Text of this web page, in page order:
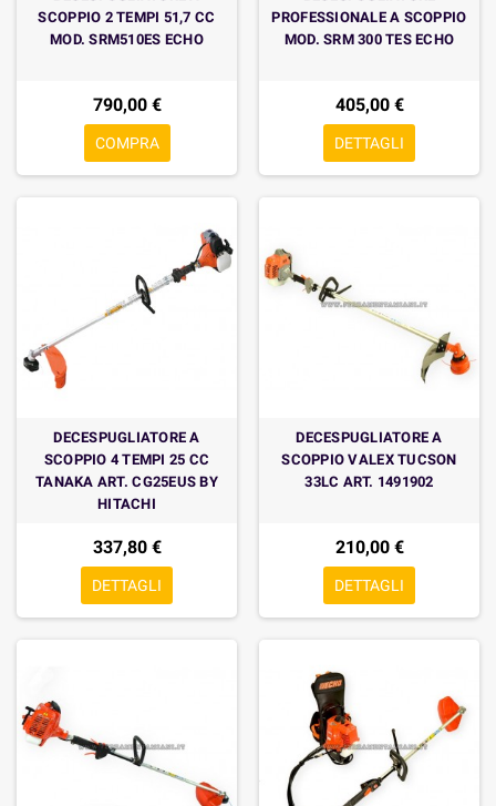
SCOPPIO 2 TEMPI 51,7 CC
MOD. SRM510ES ECHO
790,00 €
COMPRA
PROFESSIONALE A SCOPPIO
MOD. SRM 300 TES ECHO
405,00 €
DETTAGLI
DECESPUGLIATORE A
SCOPPIO 4 TEMPI 25 CC
TANAKA ART. CG25EUS BY
HITACHI
337,80 €
DETTAGLI
DECESPUGLIATORE A
SCOPPIO VALEX TUCSON
33LC ART. 1491902
210,00 €
DETTAGLI